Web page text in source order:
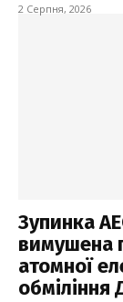
2 Серпня, 2026
Зупинка
вимушена
атомної
обміління